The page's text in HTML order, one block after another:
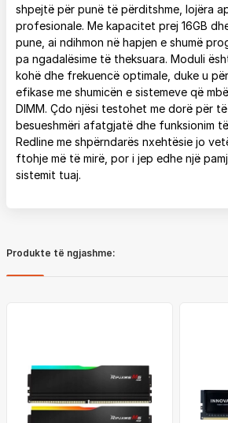
shpejtë për punë të përditshme, lojëra
profesionale. Me kapacitet prej 16GB
pune, ai ndihmon në hapjen e shumë
pa ngadalësime të theksuara. Moduli
kohë dhe frekuencë optimale, duke u
efikase me shumicën e sistemeve që
DIMM. Çdo njësi testohet me dorë për
besueshmëri afatgjatë dhe funksionim
Redline me shpërndarës nxehtësie jo
ftohje më të mirë, por i jep edhe një
sistemit tuaj.
Produkte të ngjashme: